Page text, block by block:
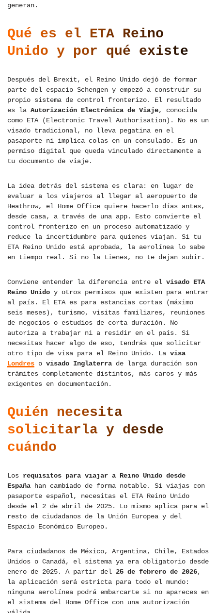
generan.
Qué es el ETA Reino
Unido y por qué existe
Después del Brexit, el Reino Unido dejó de formar
parte del espacio Schengen y empezó a construir su
propio sistema de control fronterizo. El resultado
es la Autorización Electrónica de Viaje, conocida
como ETA (Electronic Travel Authorisation). No es un
visado tradicional, no lleva pegatina en el
pasaporte ni implica colas en un consulado. Es un
permiso digital que queda vinculado directamente a
tu documento de viaje.
La idea detrás del sistema es clara: en lugar de
evaluar a los viajeros al llegar al aeropuerto de
Heathrow, el Home Office quiere hacerlo días antes,
desde casa, a través de una app. Esto convierte el
control fronterizo en un proceso automatizado y
reduce la incertidumbre para quienes viajan. Si tu
ETA Reino Unido está aprobada, la aerolínea lo sabe
en tiempo real. Si no la tienes, no te dejan subir.
Conviene entender la diferencia entre el visado ETA
Reino Unido y otros permisos que existen para entrar
al país. El ETA es para estancias cortas (máximo
seis meses), turismo, visitas familiares, reuniones
de negocios o estudios de corta duración. No
autoriza a trabajar ni a residir en el país. Si
necesitas hacer algo de eso, tendrás que solicitar
otro tipo de visa para el Reino Unido. La visa
Londres o visado Inglaterra de larga duración son
trámites completamente distintos, más caros y más
exigentes en documentación.
Quién necesita
solicitarla y desde
cuándo
Los requisitos para viajar a Reino Unido desde
España han cambiado de forma notable. Si viajas con
pasaporte español, necesitas el ETA Reino Unido
desde el 2 de abril de 2025. Lo mismo aplica para el
resto de ciudadanos de la Unión Europea y del
Espacio Económico Europeo.
Para ciudadanos de México, Argentina, Chile, Estados
Unidos o Canadá, el sistema ya era obligatorio desde
enero de 2025. A partir del 25 de febrero de 2026,
la aplicación será estricta para todo el mundo:
ninguna aerolínea podrá embarcarte si no apareces en
el sistema del Home Office con una autorización